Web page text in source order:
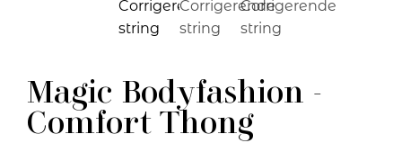
Magic Bodyfashion -
Comfort Thong